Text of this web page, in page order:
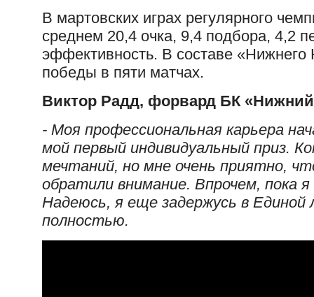
В мартовских играх регулярного
среднем 20,4 очка, 9,4 подбора, 4,2
эффективность. В составе
победы в пяти матчах.
Виктор Радд, форвард БК
- Моя профессиональная карьера
мой первый индивидуальный приз.
мечтаний, но мне очень приятно,
обратили внимание. Впрочем, пока
Надеюсь, я еще задержусь в Единой
полностью.